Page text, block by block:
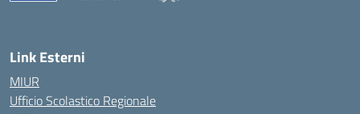
Link Esterni
MIUR
Ufficio Scolastico Regionale